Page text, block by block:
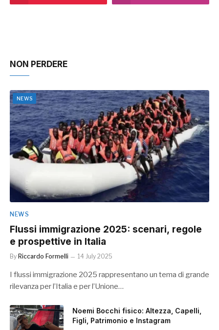
NON PERDERE
NEWS
NEWS
Flussi immigrazione 2025: scenari, regole
e prospettive in Italia
By Riccardo Formelli 14 July 2025
I flussi immigrazione 2025 rappresentano un tema di grande
rilevanza per l’Italia e per l’Unione…
Noemi Bocchi fisico: Altezza, Capelli,
Figli, Patrimonio e Instagram